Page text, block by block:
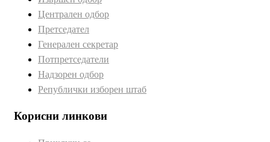
Централен одбор
Претседател
Генерален секретар
Потпретседатели
Надзорен одбор
Републички изборен штаб
Корисни линкови